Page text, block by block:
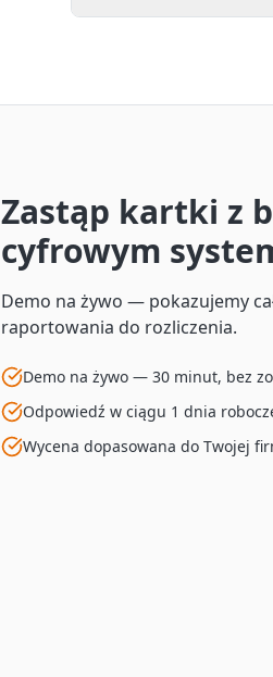
Zastąp kartki z
cyfrowym
Demo na żywo — pokazujemy
raportowania do rozliczenia.
Demo na żywo — 30 minut, bez
Odpowiedź w ciągu 1 dnia
Wycena dopasowana do Twojej